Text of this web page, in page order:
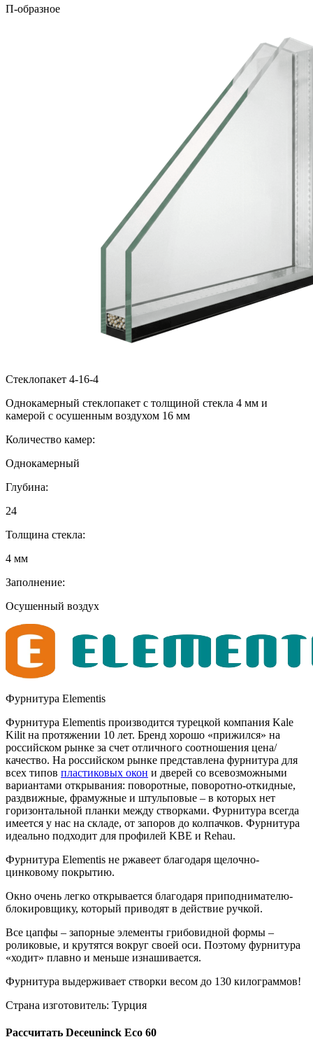
П-образное
Стеклопакет 4-16-4
Однокамерный стеклопакет с толщиной стекла 4 мм и
камерой с осушенным воздухом 16 мм
Количество камер:
Однокамерный
Глубина:
24
Толщина стекла:
4 мм
Заполнение:
Осушенный воздух
Фурнитура Elementis
Фурнитура Elementis производится турецкой компания Kale
Kilit на протяжении 10 лет. Бренд хорошо «прижился» на
российском рынке за счет отличного соотношения цена/
качество. На российском рынке представлена фурнитура для
всех типов пластиковых окон и дверей со всевозможными
вариантами открывания: поворотные, поворотно-откидные,
раздвижные, фрамужные и штульповые – в которых нет
горизонтальной планки между створками. Фурнитура всегда
имеется у нас на складе, от запоров до колпачков. Фурнитура
идеально подходит для профилей KBE и Rehau.
Фурнитура Elementis не ржавеет благодаря щелочно-
цинковому покрытию.
Окно очень легко открывается благодаря приподнимателю-
блокировщику, который приводят в действие ручкой.
Все цапфы – запорные элементы грибовидной формы –
роликовые, и крутятся вокруг своей оси. Поэтому фурнитура
«ходит» плавно и меньше изнашивается.
Фурнитура выдерживает створки весом до 130 килограммов!
Страна изготовитель: Турция
Рассчитать Deceuninck Eco 60